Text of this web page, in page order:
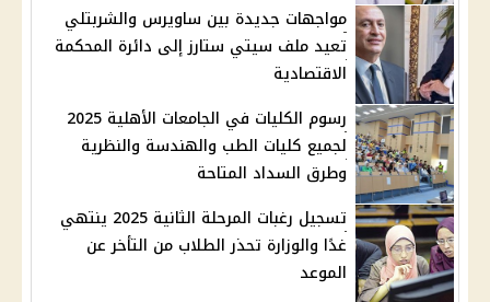
مواجهات جديدة بين ساويرس والشربتلي
تعيد ملف سيتي ستارز إلى دائرة المحكمة
الاقتصادية
رسوم الكليات في الجامعات الأهلية 2025
لجميع كليات الطب والهندسة والنظرية
وطرق السداد المتاحة
تسجيل رغبات المرحلة الثانية 2025 ينتهي
غدًا والوزارة تحذر الطلاب من التأخر عن
الموعد